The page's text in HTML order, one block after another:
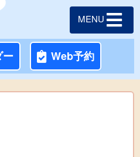
Web予約
MENU